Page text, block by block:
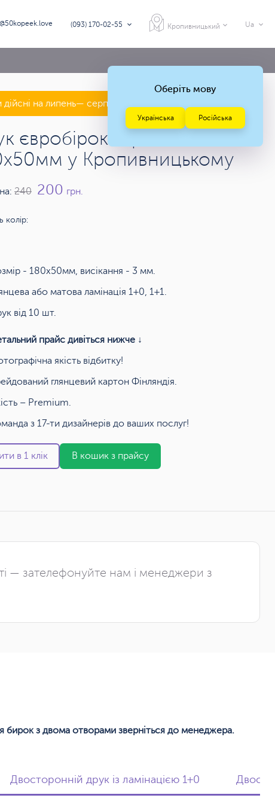
(093) 170-02-55 Кропивницький Ua
дійсні на липень— серпень 2026 року
євробірок картонних
у Кропивницькому
240 200 грн.
колір:
- 180х50мм, висікання - 3 мм.
або матова ламінація 1+0, 1+1.
від 10 шт.
прайс дивіться нижче ↓
якість відбитку!
глянцевий картон Фінляндія.
– Premium.
з 17-ти дизайнерів до ваших послуг!
в 1 клік В кошик з прайсу
— зателефонуйте нам і менеджери з
бирок з двома отворами зверніться до менеджера.
Двосторонній друк із ламінацією 1+0
Оберіть мову
Українська Російська